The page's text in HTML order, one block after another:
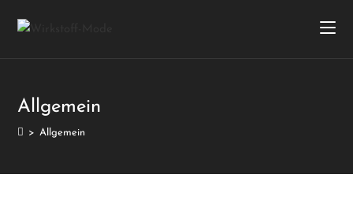
Allgemein
> Allgemein